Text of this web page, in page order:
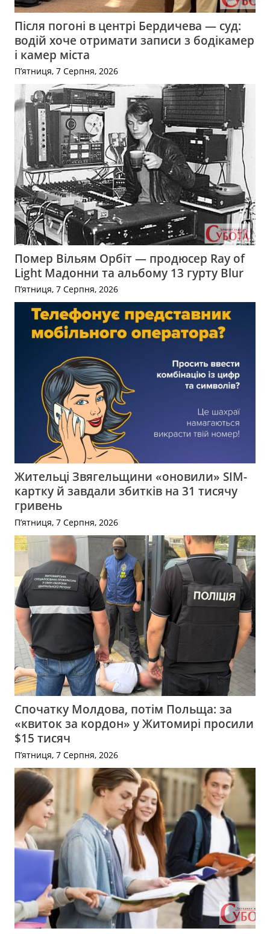
Після погоні в центрі Бердичева — суд:
водій хоче отримати записи з бодікамер
і камер міста
П’ятниця, 7 Серпня, 2026
Помер Вільям Орбіт — продюсер Ray of
Light Мадонни та альбому 13 гурту Blur
П’ятниця, 7 Серпня, 2026
Жительці Звягельщини «оновили» SIM-
картку й завдали збитків на 31 тисячу
гривень
П’ятниця, 7 Серпня, 2026
Спочатку Молдова, потім Польща: за
«квиток за кордон» у Житомирі просили
$15 тисяч
П’ятниця, 7 Серпня, 2026